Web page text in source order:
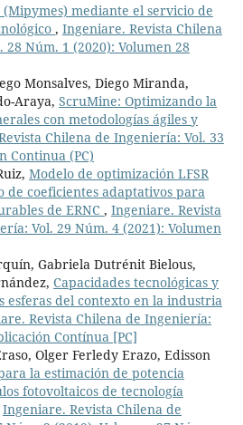
mediante el servicio de
, Ingeniare. Revista Chilena
Núm. 1 (2020): Volumen 28
Monsalves, Diego Miranda,
Araya, ScruMine: Optimizando la
con metodologías ágiles y
Chilena de Ingeniería: Vol. 33
Continua (PC)
Modelo de optimización LFSR
de coeficientes adaptativos para
de ERNC , Ingeniare. Revista
Vol. 29 Núm. 4 (2021): Volumen
Gabriela Dutrénit Bielous,
Capacidades tecnológicas y
esferas del contexto en la industria
Revista Chilena de Ingeniería:
Contínua [PC]
Olger Ferledy Erazo, Edisson
la estimación de potencia
fotovoltaicos de tecnología
Ingeniare. Revista Chilena de